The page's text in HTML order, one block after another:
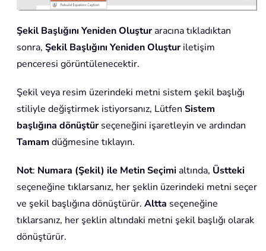
Şekil Başlığını Yeniden Oluşturaracına tıkladıktan
sonra, Şekil Başlığını Yeniden Oluşturiletişim
penceresi görüntülenecektir.
Şekil veya resim üzerindeki metni sistem şekil başlığı
stiliyle değiştirmek istiyorsanız, Lütfen Sistem
başlığına dönüştürseçeneğini işaretleyin ve ardından
Tamam düğmesine tıklayın.
Not: Numara (Şekil) ile Metin Seçimi altında, Üstteki
seçeneğine tıklarsanız, her şeklin üzerindeki metni seçer
ve şekil başlığına dönüştürür. Altta seçeneğine
tıklarsanız, her şeklin altındaki metni şekil başlığı olarak
dönüştürür.